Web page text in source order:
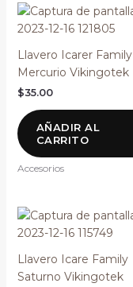
Llavero Icarer Family
Mercurio Vikingotek
$35.00
AÑADIR AL
CARRITO
Accesorios
Llavero Icare Family
Saturno Vikingotek